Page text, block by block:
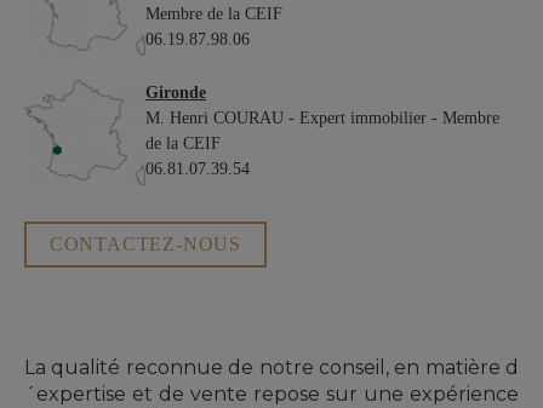
Membre de la CEIF
06.19.87.98.06
Gironde
M. Henri COURAU - Expert immobilier - Membre
de la CEIF
06.81.07.39.54
CONTACTEZ-NOUS
La qualité reconnue de notre conseil, en matière d
´expertise et de vente repose sur une expérience